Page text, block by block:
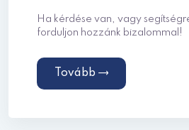
Ha kérdése van, vagy
forduljon hozzánk bizalommal!
Tovább